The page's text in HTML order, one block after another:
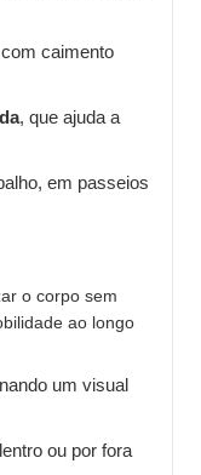
caimento
, que ajuda a
em passeios
o corpo sem
ao longo
um visual
ou por fora